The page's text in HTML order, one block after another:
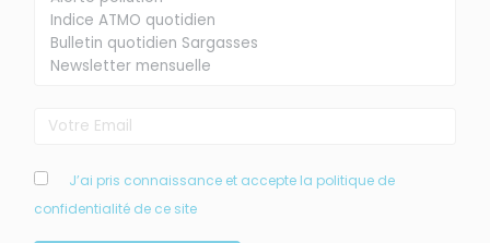
J’ai pris connaissance et accepte la politique de
confidentialité de ce site
MENU